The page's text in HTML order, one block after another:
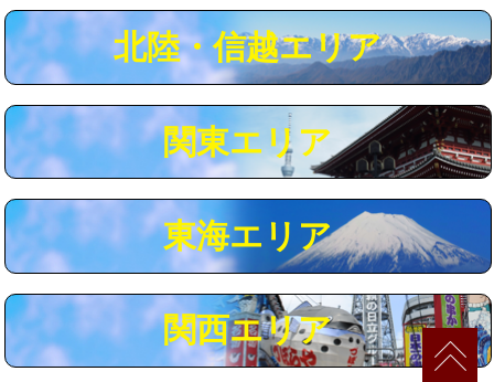
給水管工事※（ライニング鋼管・銅
管・ポリ管・HT管使用/3ｍ超え)
+8,800円
マス交換（土の掘削・埋め戻し作業） 11,000円~
マス交換（深さ50㎝未満） 55,000円
マス交換（深さ50㎝以上） 66,000円
コンクリート斫り（厚さ10㎝まで） 27,500円
コンクリート斫り（厚さ10㎝超え） 38,500円
モルタル補修（厚さ10㎝まで） 27,500円
北陸・信越エリア
関東エリア
東海エリア
関西エリア